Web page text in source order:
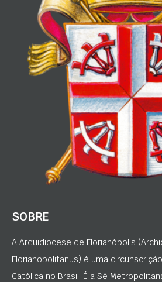
SOBRE
A Arquidiocese de Florianópolis
Florianopolitanus) é uma
Católica no Brasil. É a Sé